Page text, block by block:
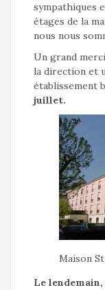
sympathiques
étages de la
nous nous
Un grand
la direction et
établissement
juillet.
Maison
Le